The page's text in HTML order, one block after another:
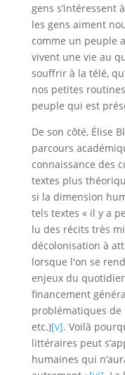
gens s’intéressent
les gens aiment
comme un peuple
vivent une vie au
souffrir à la télé,
nos petites
peuple qui est
De son côté, Élise
parcours
connaissance des
textes plus
si la dimension
tels textes « il y a
lu des récits très
décolonisation à
lorsque l'on se
enjeux du
financement
problématiques
etc.)[v]. Voilà
littéraires peut
humaines qui